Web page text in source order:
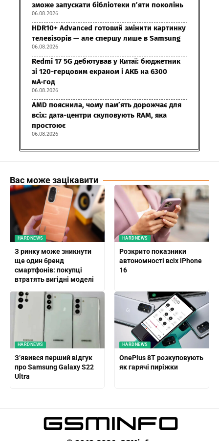
зможе запускати бібліотеки п’яти поколінь
06.08.2026
HDR10+ Advanced готовий змінити картинку
телевізорів — але спершу лише в Samsung
06.08.2026
Redmi 17 5G дебютував у Китаї: бюджетник
зі 120-герцовим екраном і АКБ на 6300
мА·год
06.08.2026
AMD пояснила, чому пам’ять дорожчає для
всіх: дата-центри скуповують RAM, яка
простоює
06.08.2026
Вас може зацікавити
HARDNEWS
З ринку може зникнути
ще один бренд
смартфонів: покупці
втратять вигідні моделі
HARDNEWS
Розкрито показники
автономності всіх iPhone
16
HARDNEWS
З’явився перший відгук
про Samsung Galaxy S22
Ultra
HARDNEWS
OnePlus 8T розкуповують
як гарячі пиріжки